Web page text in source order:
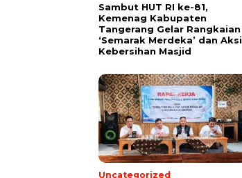
Sambut HUT RI ke-81,
Kemenag Kabupaten
Tangerang Gelar Rangkaian
‘Semarak Merdeka’ dan Aksi
Kebersihan Masjid
Uncategorized